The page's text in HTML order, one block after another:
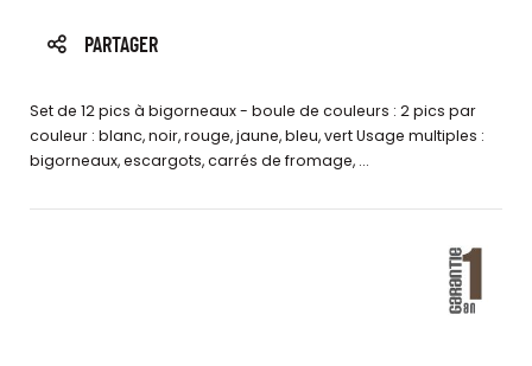
PARTAGER
Set de 12 pics à bigorneaux - boule de couleurs : 2 pics par
couleur : blanc, noir, rouge, jaune, bleu, vert Usage multiples :
bigorneaux, escargots, carrés de fromage, ...